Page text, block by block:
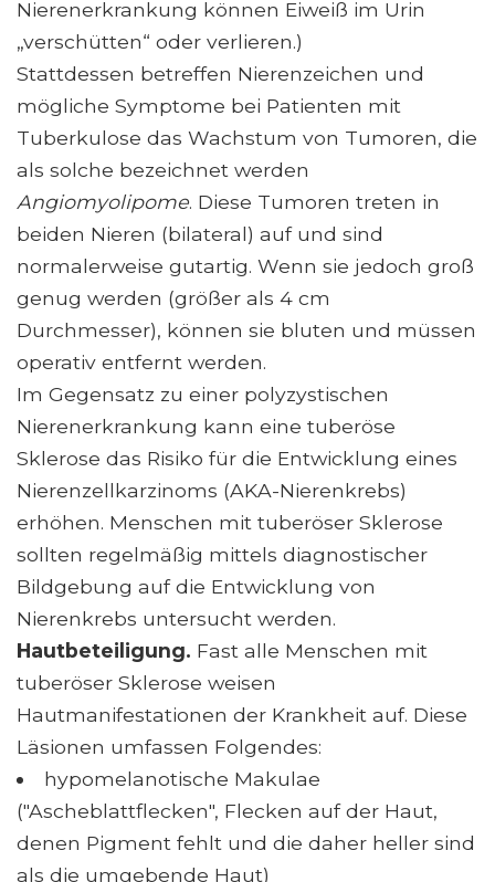
Nierenerkrankung können Eiweiß im Urin
„verschütten“ oder verlieren.)
Stattdessen betreffen Nierenzeichen und
mögliche Symptome bei Patienten mit
Tuberkulose das Wachstum von Tumoren, die
als solche bezeichnet werden
Angiomyolipome. Diese Tumoren treten in
beiden Nieren (bilateral) auf und sind
normalerweise gutartig. Wenn sie jedoch groß
genug werden (größer als 4 cm
Durchmesser), können sie bluten und müssen
operativ entfernt werden.
Im Gegensatz zu einer polyzystischen
Nierenerkrankung kann eine tuberöse
Sklerose das Risiko für die Entwicklung eines
Nierenzellkarzinoms (AKA-Nierenkrebs)
erhöhen. Menschen mit tuberöser Sklerose
sollten regelmäßig mittels diagnostischer
Bildgebung auf die Entwicklung von
Nierenkrebs untersucht werden.
Hautbeteiligung. Fast alle Menschen mit
tuberöser Sklerose weisen
Hautmanifestationen der Krankheit auf. Diese
Läsionen umfassen Folgendes:
hypomelanotische Makulae
("Ascheblattflecken", Flecken auf der Haut,
denen Pigment fehlt und die daher heller sind
als die umgebende Haut)